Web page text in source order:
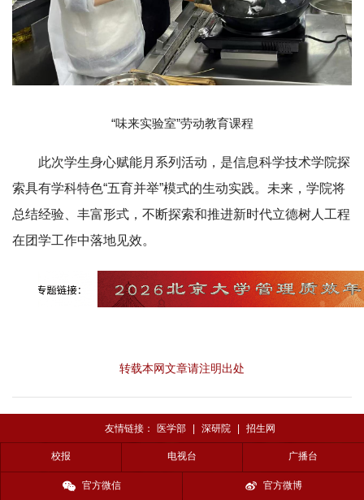
“味来实验室”劳动教育课程
此次学生身心赋能月系列活动，是信息科学技术学院探
索具有学科特色“五育并举”模式的生动实践。未来，学院将
总结经验、丰富形式，不断探索和推进新时代立德树人工程
在团学工作中落地见效。
转载本网文章请注明出处
友情链接： 医学部 深研院 招生网
校报 电视台 广播台
官方微信 官方微博